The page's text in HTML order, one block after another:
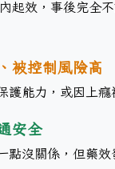
起效，事後完全
被控制風險高
護能力，或因上癮
安全
點沒關係，但藥效